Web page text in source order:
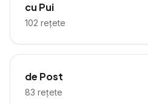
cu Pui
102 rețete
de Post
83 rețete